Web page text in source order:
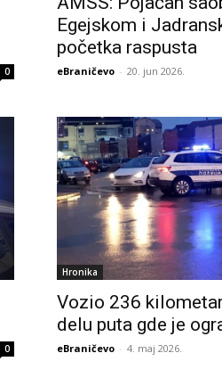
0
Egejskom i
početka raspusta
eBraničevo - 20. jun 2026.
0
Hronika
Vozio 236
delu puta gde je
eBraničevo - 4. maj 2026.